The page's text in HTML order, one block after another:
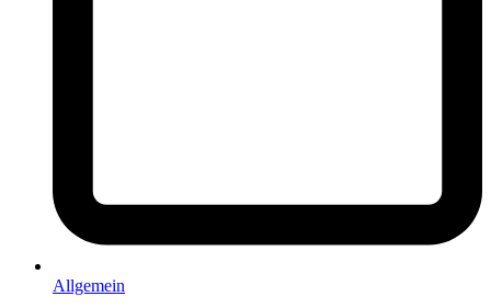
Allgemein